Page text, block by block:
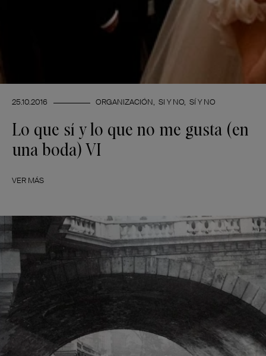
25.10.2016 ORGANIZACIÓN SI Y NO SÍ Y NO
Lo que sí y lo que no me gusta (en
una boda) VI
VER MÁS